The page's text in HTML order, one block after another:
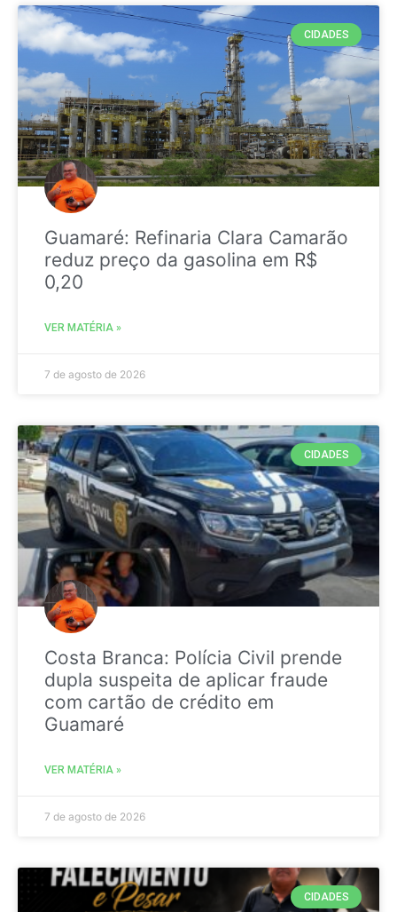
CIDADES
Guamaré: Refinaria Clara Camarão
reduz preço da gasolina em R$
0,20
VER MATÉRIA »
7 de agosto de 2026
CIDADES
Costa Branca: Polícia Civil prende
dupla suspeita de aplicar fraude
com cartão de crédito em
Guamaré
VER MATÉRIA »
7 de agosto de 2026
CIDADES